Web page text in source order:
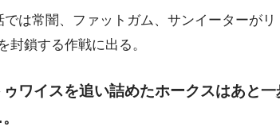
では常闇、ファットガム、サンイーターが
封鎖する作戦に出る。
ワイスを追い詰めたホークスはあと